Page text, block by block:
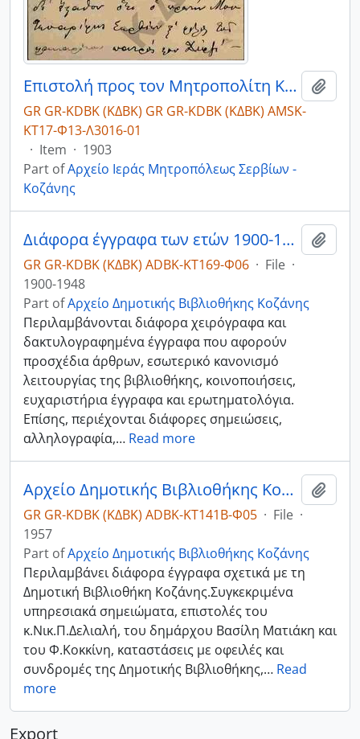
Επιστολή προς τον Μητροπολίτη Κωνστάντιο από τον Δήμαρχο της Κοζάνης Νικόλαο Αρμενούλη σχετικά με την προαγωγή του
GR GR-KDBK (ΚΔΒΚ) GR GR-KDBK (ΚΔΒΚ) AMSK-
ΚΤ17-Φ13-Λ3016-01
· Item · 1903
Part ofΑρχείο Ιεράς Μητροπόλεως Σερβίων -
Κοζάνης
Διάφορα έγγραφα των ετών 1900-1948.
GR GR-KDBK (ΚΔΒΚ) ADBK-ΚΤ169-Φ06 · File ·
1900-1948
Part ofΑρχείο Δημοτικής Βιβλιοθήκης Κοζάνης
Περιλαμβάνονται διάφορα χειρόγραφα και
δακτυλογραφημένα έγγραφα που αφορούν
προσχέδια άρθρων, εσωτερικό κανονισμό
λειτουργίας της βιβλιοθήκης, κοινοποιήσεις,
ευχαριστήρια έγγραφα και ερωτηματολόγια.
Επίσης, περιέχονται διάφορες σημειώσεις,
αλληλογραφία,… Read more
Αρχείο Δημοτικής Βιβλιοθήκης Κοζάνης έτους 1957.
GR GR-KDBK (ΚΔΒΚ) ADBK-ΚΤ141Β-Φ05 · File ·
1957
Part ofΑρχείο Δημοτικής Βιβλιοθήκης Κοζάνης
Περιλαμβάνει διάφορα έγγραφα σχετικά με τη
Δημοτική Βιβλιοθήκη Κοζάνης.Συγκεκριμένα
υπηρεσιακά σημειώματα, επιστολές του
κ.Νικ.Π.Δελιαλή, του δημάρχου Βασίλη Ματιάκη και
του Φ.Κοκκίνη, καταστάσεις με οφειλές και
συνδρομές της Δημοτικής Βιβλιοθήκης,… Read
more
Export